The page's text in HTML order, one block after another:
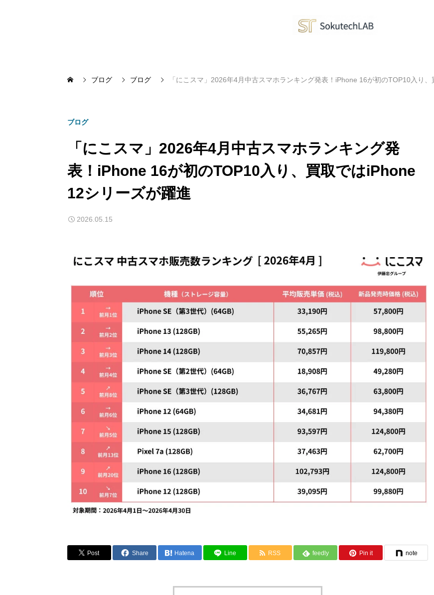
ブログ ブログ 「にこスマ」2026年4月中古スマホランキング発表！iPhone 16が初のTOP10入り
ブログ
「にこスマ」2026年4月中古スマホランキング発
表！iPhone 16が初のTOP10入り、買取ではiPhone
12シリーズが躍進
2026.05.15
Post Share Hatena Line RSS feedly Pin it note